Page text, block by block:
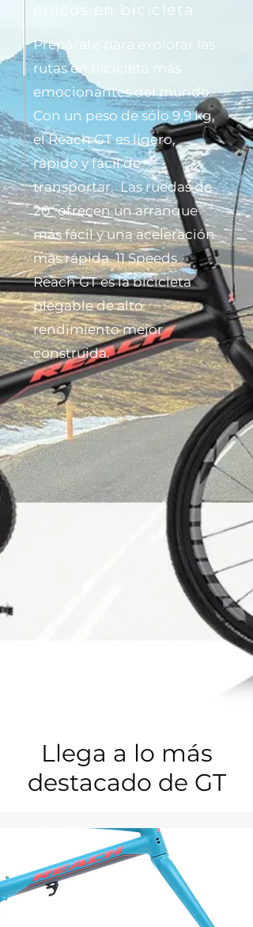
épicos en bicicleta
Prepárate para explorar las
rutas en bicicleta más
emocionantes del mundo.
Con un peso de sólo 9,9 kg,
el Reach GT es ligero,
rápido y fácil de
transportar. Las ruedas de
20" ofrecen un arranque
más fácil y una aceleración
más rápida. 11 Speeds
Reach GT es la bicicleta
plegable de alto
rendimiento mejor
construida.
Llega a lo más
destacado de GT